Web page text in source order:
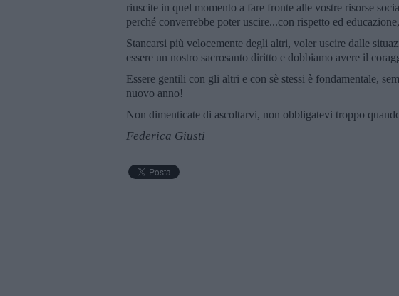
riuscite in quel momento a fare fronte alle vostre risorse
perché converrebbe poter uscire...con rispetto ed
Stancarsi più velocemente degli altri, voler uscire dalle
essere un nostro sacrosanto diritto e dobbiamo avere il
Essere gentili con gli altri e con sè stessi è fondamentale,
nuovo anno!
Non dimenticate di ascoltarvi, non obbligatevi troppo
Federica Giusti